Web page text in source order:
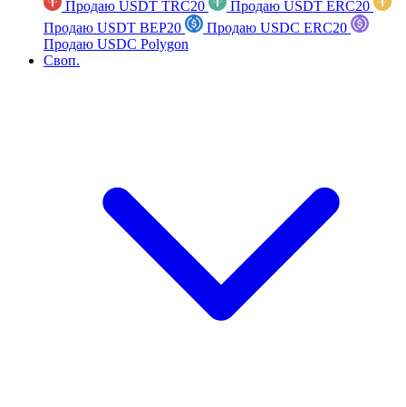
Продаю USDT TRC20
Продаю USDT ERC20
Продаю USDT BEP20
Продаю USDC ERC20
Продаю USDC Polygon
Своп.